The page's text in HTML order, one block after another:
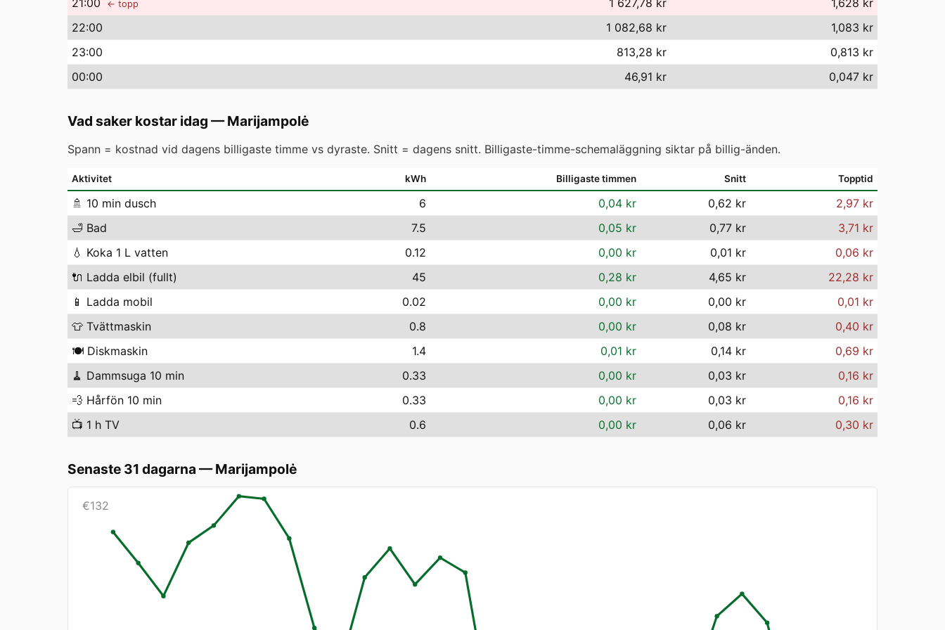
21:00 ← topp 1 627,78 kr
1,628 kr
22:00 1 082,68 kr
1,083 kr
23:00 813,28 kr
0,813 kr
00:00 46,91 kr 0,047 kr
Vad saker kostar idag —Marijampolė
Spann = kostnad vid dagens billigaste timme vs dyraste. Snitt = dagens snitt. Billigaste-timme-schemaläggning siktar på billig-änden.
Aktivitet kWh Billigaste timmen Snitt Topptid
🚿 10 min dusch 6 0,04 kr 0,62 kr
2,97 kr
🛁 Bad 7.5 0,05 kr 0,77 kr
3,71 kr
💧 Koka 1 L vatten 0.12 0,00 kr 0,01 kr
0,06 kr
🔌 Ladda elbil (fullt) 45 0,28 kr 4,65 kr
22,28 kr
📱 Ladda mobil 0.02 0,00 kr 0,00 kr
0,01 kr
👕 Tvättmaskin 0.8 0,00 kr 0,08 kr
0,40 kr
🍽️ Diskmaskin 1.4 0,01 kr 0,14 kr
0,69 kr
🧹 Dammsuga 10 min 0.33 0,00 kr 0,03 kr
0,16 kr
💨 Hårfön 10 min 0.33 0,00 kr 0,03 kr
0,16 kr
📺 1 h TV 0.6 0,00 kr 0,06 kr 0,30 kr
Senaste 31 dagarna —Marijampolė
€132